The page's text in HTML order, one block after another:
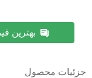
بهترین
جزئیات محصول